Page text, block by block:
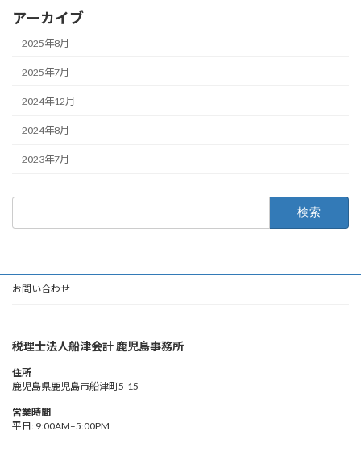
アーカイブ
2025年8月
2025年7月
2024年12月
2024年8月
2023年7月
お問い合わせ
税理士法人船津会計 鹿児島事務所
住所
鹿児島県鹿児島市船津町5-15
営業時間
平日: 9:00AM–5:00PM